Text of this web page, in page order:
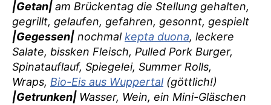
|Getan| am Brückentag die Stellung gehalten,
gegrillt, gelaufen, gefahren, gesonnt, gespielt
|Gegessen| nochmalkepta duona, leckere
Salate, bissken Fleisch, Pulled Pork Burger,
Spinatauflauf, Spiegelei, Summer Rolls,
Wraps, Bio-Eis aus Wuppertal(göttlich!)
|Getrunken| Wasser, Wein, ein Mini-Gläschen